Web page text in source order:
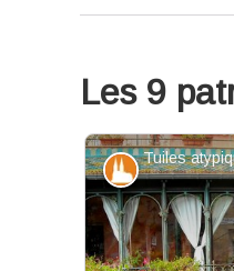
Les 9
Patrimoine